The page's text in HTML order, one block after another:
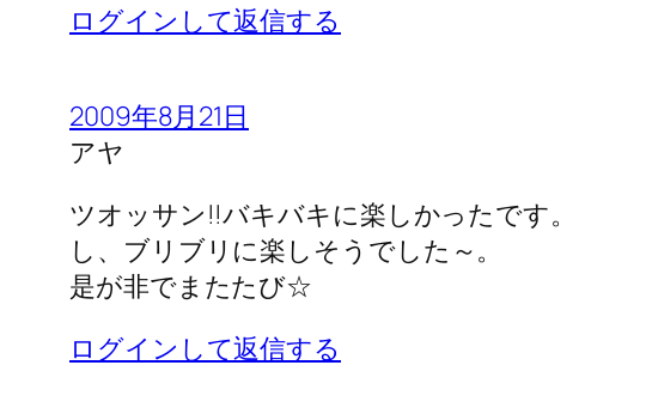
ログインして返信する
2009年8月21日
アヤ
ツオッサン!!バキバキに楽しかったです。
し、ブリブリに楽しそうでした～。
是が非でまたたび☆
ログインして返信する